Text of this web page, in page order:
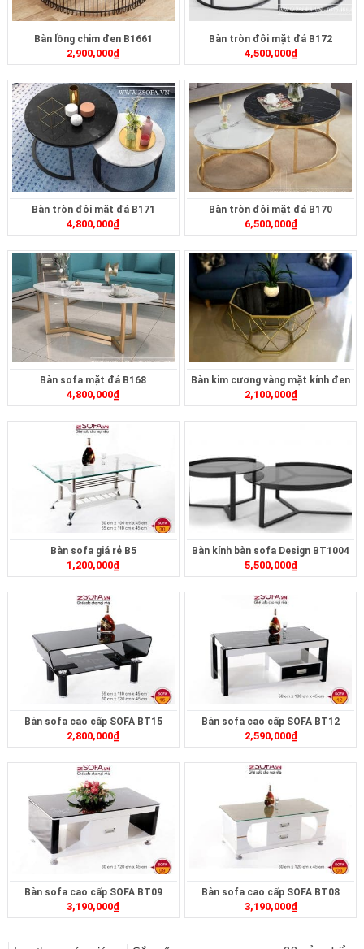
Bàn lồng chim đen B1661
2,900,000₫
Bàn tròn đôi mặt đá B172
4,500,000₫
Bàn tròn đôi mặt đá B171
4,800,000₫
Bàn tròn đôi mặt đá B170
6,500,000₫
Bàn sofa mặt đá B168
4,800,000₫
Bàn kim cương vàng mặt kính đen
B166
2,100,000₫
Bàn sofa giá rẻ B5
1,200,000₫
Bàn kính bàn sofa Design BT1004
5,500,000₫
Bàn sofa cao cấp SOFA BT15
2,800,000₫
Bàn sofa cao cấp SOFA BT12
2,590,000₫
Bàn sofa cao cấp SOFA BT09
3,190,000₫
Bàn sofa cao cấp SOFA BT08
3,190,000₫